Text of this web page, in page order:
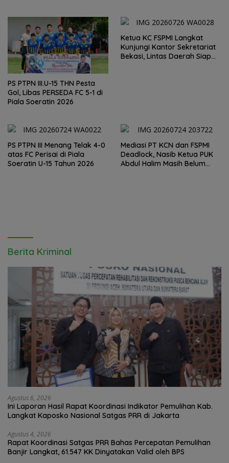
PS PTPN III.U-15 THN Pesta
Gol, Libas PERSEDA FC 5-1 di
Piala Soeratin 2026
Ketua KC FSPMI Langkat
Kunjungi Kantor Sekretariat
Bekasi, Lintas Daerah Siap
PS PTPN III Menang Telak 4-0
atas FC Perisai di Piala
Soeratin U-15 Tahun 2026
Mediasi PT KCN dan FSPMI
Deadlock, Nasib Ketua PUK
Abdul Halim Masih Belum
Berita Kriminal
Agustus 6, 2026
Ini Laporan Hasil Rapat Koordinasi Indikator Pemulihan Kab.
Langkat Kaposko Nasional Satgas PRR di Jakarta
Agustus 4, 2026
Rapat Koordinasi Satgas PRR Bahas Percepatan Pemulihan
Banjir Langkat, 61.547 KK Dinyatakan Valid oleh BPS